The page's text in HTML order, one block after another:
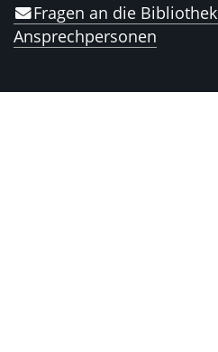
Fragen an die
Ansprechpersonen